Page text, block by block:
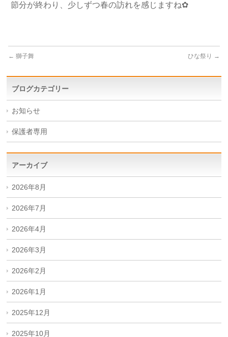
節分が終わり、少しずつ春の訪れを感じますね✿
← 獅子舞 ひな祭り →
ブログカテゴリー
お知らせ
保護者専用
アーカイブ
2026年8月
2026年7月
2026年4月
2026年3月
2026年2月
2026年1月
2025年12月
2025年10月